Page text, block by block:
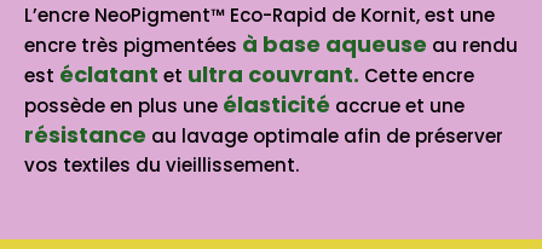
L’encre NeoPigment™ Eco-Rapid de Kornit, est une
encre très pigmentées à base aqueuse au rendu
est éclatant et ultra couvrant. Cette encre
possède en plus une élasticité accrue et une
résistance au lavage optimale afin de préserver
vos textiles du vieillissement.